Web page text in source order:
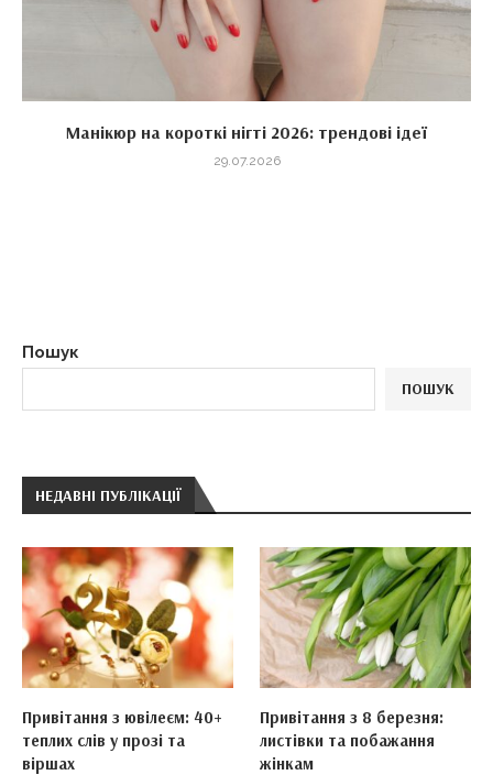
Манікюр на короткі нігті 2026: трендові ідеї
29.07.2026
Пошук
ПОШУК
НЕДАВНІ ПУБЛІКАЦІЇ
Привітання з ювілеєм: 40+
теплих слів у прозі та
віршах
Привітання з 8 березня:
листівки та побажання
жінкам